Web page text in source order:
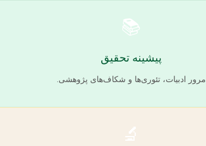
📚
پیشینه تحقیق
مرور ادبیات، تئوری‌ها و شکاف‌های پژوهشی.
🔬